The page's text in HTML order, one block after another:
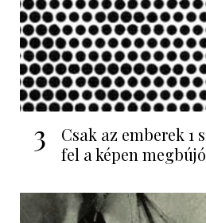
3
Csak az emberek 1
fel a képen